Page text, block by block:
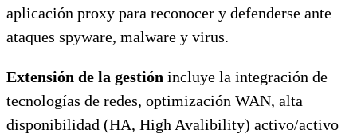
aplicación proxy para reconocer y defenderse ante
ataques spyware, malware y virus.
Extensión de la gestión incluye la integración de
tecnologías de redes, optimización WAN, alta
disponibilidad (HA, High Avalibility) activo/activo